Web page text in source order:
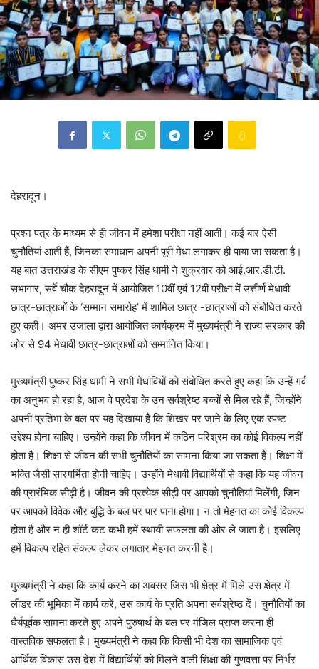
देहरादून।
प्रश्न पत्र के माध्यम से ही जीवन में हमेशा परीक्षा नहीं आती। कई बार ऐसी
चुनौतियां आती हैं, जिनका समाधान अपनी पूरी मेधा लगाकर ही पाया जा सकता है।
यह बात उत्तराखंड के सीएम पुष्कर सिंह धामी ने शुक्रवार को आई.आर.डी.टी.
सभागार, सर्वे चौक देहरादून में आयोजित 10वीं एवं 12वीं परीक्षा में उत्तीर्ण मेधावी
छात्र-छात्राओं के ‘सम्मान समारोह’ में शामिल छात्र -छात्राओं को संबोधित करते
हुए कही। अमर उजाला द्वारा आयोजित कार्यक्रम में मुख्यमंत्री ने राज्य सरकार की
ओर से 94 मेधावी छात्र-छात्राओं को सम्मानित किया।
मुख्यमंत्री पुष्कर सिंह धामी ने सभी मेधावियों को संबोधित करते हुए कहा कि उन्हें गर्व
का अनुभव हो रहा है, आज वे प्रदेश के उन सर्वश्रेष्ठ बच्चों से मिल रहे हैं, जिन्होंने
अपनी प्रतिभा के बल पर यह दिखाया है कि शिखर पर जाने के लिए एक स्पष्ट
उद्देश्य होना चाहिए। उन्होंने कहा कि जीवन में कठिन परिश्रम का कोई विकल्प नहीं
होता है। शिक्षा से जीवन की सभी चुनौतियों का सामना किया जा सकता है। शिक्षा में
भक्ति जैसी सारगर्भिता होनी चाहिए। उन्होंने मेधावी विद्यार्थियों से कहा कि यह जीवन
की प्रारंभिक सीढ़ी है। जीवन की प्रत्येक सीढ़ी पर आपको चुनौतियां मिलेंगी, जिन
पर आपको विवेक और बुद्धि के बल पर पार पाना होगा। न तो मेहनत का कोई विकल्प
होता है और न ही शॉर्ट कट कभी हमें स्थायी सफलता की ओर ले जाता है। इसलिए
हमें विकल्प रहित संकल्प लेकर लगातार मेहनत करनी है।
मुख्यमंत्री ने कहा कि कार्य करने का अवसर जिस भी क्षेत्र में मिले उस क्षेत्र में
लीडर की भूमिका में कार्य करें, उस कार्य के प्रति अपना सर्वश्रेष्ठ दें। चुनौतियों का
धैर्यपूर्वक सामना करते हुए अपने पुरुषार्थ के बल पर मंजिल प्राप्त करना ही
वास्तविक सफलता है। मुख्यमंत्री ने कहा कि किसी भी देश का सामाजिक एवं
आर्थिक विकास उस देश में विद्यार्थियों को मिलने वाली शिक्षा की गुणवत्ता पर निर्भर